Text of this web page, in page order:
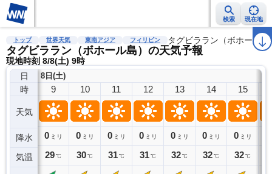
検索 現在地
雨雲レーダー 台風情報 地震情報 警報・注意報 2週間天気 ラ
トップ 世界天気 東南アジア フィリピン タグビララン（ボホール島
タグビララン（ボホール島）の天気予報
現地時刻 8/8(土) 9時
日
時
天気
降水
気温
8日(土)
9
0 ミリ
29℃
10
0 ミリ
30℃
11
0 ミリ
31℃
12
0 ミリ
31℃
13
0 ミリ
32℃
14
0 ミリ
32℃
15
0 ミリ
32℃